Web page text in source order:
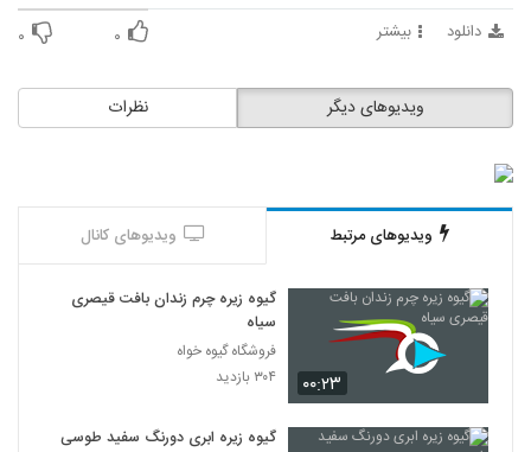
دانلود بیشتر ۰ ۰
نظرات ویدیوهای دیگر
ویدیوهای مرتبط ویدیوهای کانال
۰۰:۲۳
گیوه زیره چرم زندان بافت قیصری
سیاه
فروشگاه گیوه خواه
۳۰۴ بازدید
گیوه زیره ابری دورنگ سفید طوسی